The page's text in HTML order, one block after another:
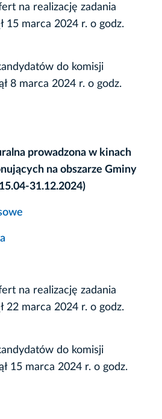
na realizację zadania
15 marca 2024 r. o godz.
do komisji
8 marca 2024 r. o godz.
prowadzona w kinach
na obszarze Gminy
31.12.2024)
na realizację zadania
22 marca 2024 r. o godz.
do komisji
15 marca 2024 r. o godz.